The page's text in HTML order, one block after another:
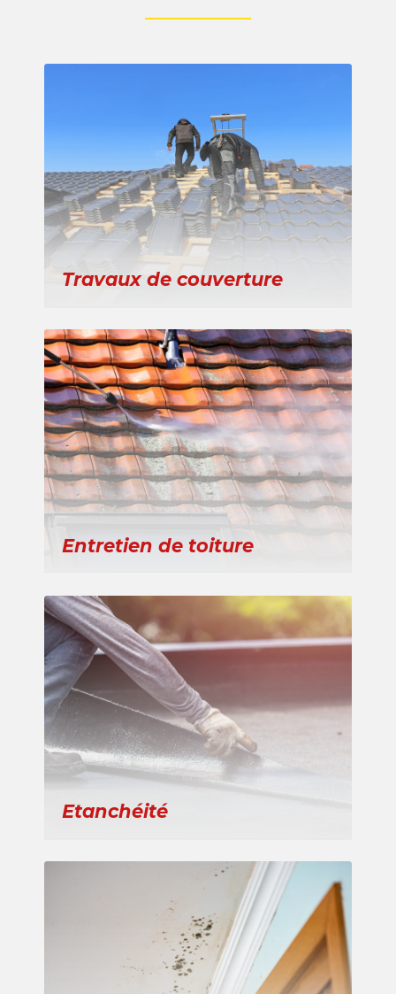
Travaux de couverture
Entretien de toiture
Etanchéité